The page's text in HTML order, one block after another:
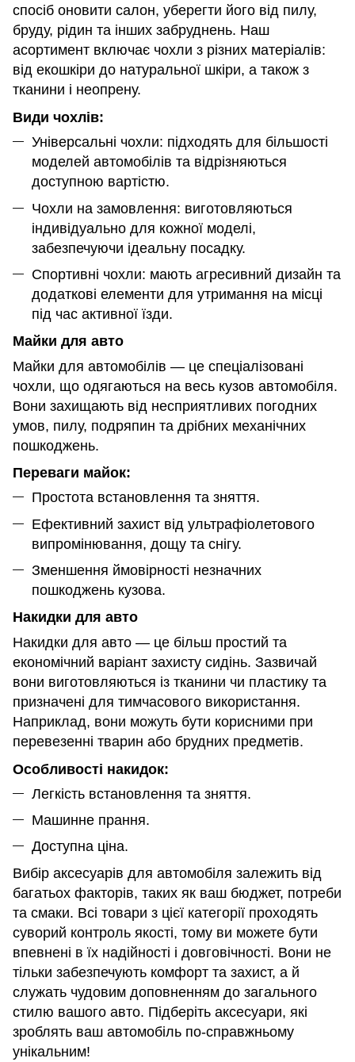
спосіб оновити салон, уберегти його від пилу,
бруду, рідин та інших забруднень. Наш
асортимент включає чохли з різних матеріалів:
від екошкіри до натуральної шкіри, а також з
тканини і неопрену.
Види чохлів:
Універсальні чохли: підходять для більшості
моделей автомобілів та відрізняються
доступною вартістю.
Чохли на замовлення: виготовляються
індивідуально для кожної моделі,
забезпечуючи ідеальну посадку.
Спортивні чохли: мають агресивний дизайн та
додаткові елементи для утримання на місці
під час активної їзди.
Майки для авто
Майки для автомобілів — це спеціалізовані
чохли, що одягаються на весь кузов автомобіля.
Вони захищають від несприятливих погодних
умов, пилу, подряпин та дрібних механічних
пошкоджень.
Переваги майок:
Простота встановлення та зняття.
Ефективний захист від ультрафіолетового
випромінювання, дощу та снігу.
Зменшення ймовірності незначних
пошкоджень кузова.
Накидки для авто
Накидки для авто — це більш простий та
економічний варіант захисту сидінь. Зазвичай
вони виготовляються із тканини чи пластику та
призначені для тимчасового використання.
Наприклад, вони можуть бути корисними при
перевезенні тварин або брудних предметів.
Особливості накидок:
Легкість встановлення та зняття.
Машинне прання.
Доступна ціна.
Вибір аксесуарів для автомобіля залежить від
багатьох факторів, таких як ваш бюджет, потреби
та смаки. Всі товари з цієї категорії проходять
суворий контроль якості, тому ви можете бути
впевнені в їх надійності і довговічності. Вони не
тільки забезпечують комфорт та захист, а й
служать чудовим доповненням до загального
стилю вашого авто. Підберіть аксесуари, які
зроблять ваш автомобіль по-справжньому
унікальним!